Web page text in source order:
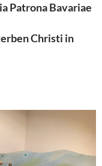
Patrona Bavariae
Christi in